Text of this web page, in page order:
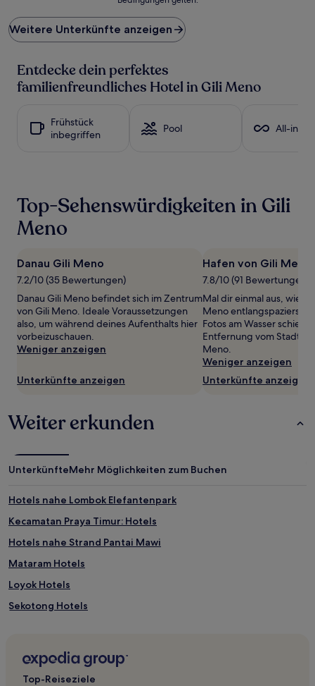
Preis
pro
Nacht,
den
letzten
einen
gefunden
wurde.
Preise
Verfügbarkeiten
können
sich
ändern.
Es
können
zusätzliche
Bedingungen
Weitere Unterkünfte anzeigen
Entdecke dein perfektes
familienfreundliches Hotel in Gili Meno
Frühstück
inbegriffen
Pool All-
Top-Sehenswürdigkeiten in Gili
Meno
Danau Gili Meno
7.2/10 (35 Bewertungen)
Danau Gili Meno befindet sich im Zentrum
von Gili Meno. Ideale Voraussetzungen
also, um während deines Aufenthalts hier
vorbeizuschauen.
Weniger anzeigen
Unterkünfte anzeigen
Hafen von Gili Meno
7.8/10 (91 Bewertungen)
Mal dir einmal aus, wie
Meno entlangspazierst
Fotos am Wasser
Entfernung vom
Meno.
Weniger anzeigen
Unterkünfte anzeigen
Weiter erkunden
UnterkünfteMehr Möglichkeiten zum Buchen
Hotels nahe Lombok Elefantenpark
Kecamatan Praya Timur: Hotels
Hotels nahe Strand Pantai Mawi
Mataram Hotels
Loyok Hotels
Sekotong Hotels
Sikur: Hotels
Top-Reiseziele